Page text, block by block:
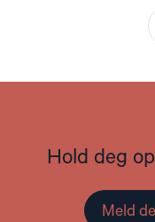
Hold deg
Meld